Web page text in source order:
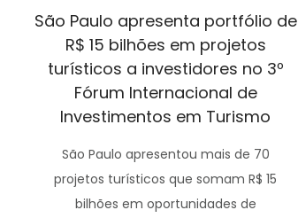
São Paulo apresenta portfólio de
R$ 15 bilhões em projetos
turísticos a investidores no 3º
Fórum Internacional de
Investimentos em Turismo
São Paulo apresentou mais de 70
projetos turísticos que somam R$ 15
bilhões em oportunidades de